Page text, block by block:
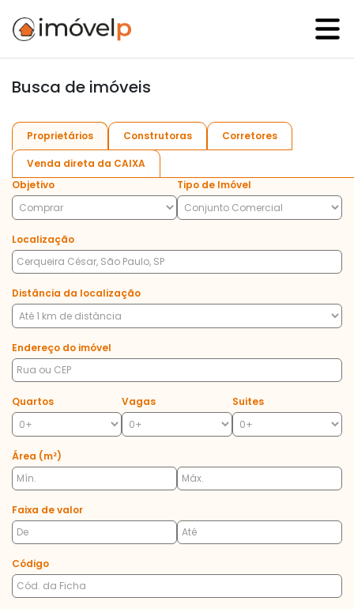
Busca de imóveis
Proprietários Construtoras Corretores
Venda direta da CAIXA
Objetivo
Tipo de Imóvel
Localização
Distância da localização
Endereço do imóvel
Quartos Vagas Suites
Área (m²)
Faixa de valor
Código